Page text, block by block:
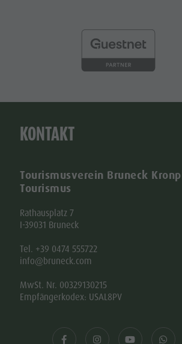
KONTAKT
Tourismusverein Bruneck
Tourismus
Rathausplatz 7
I-39031 Bruneck
Tel. +39 0474 555722
info@bruneck.com
MwSt. Nr. 00329130215
Empfängerkodex: USAL8PV